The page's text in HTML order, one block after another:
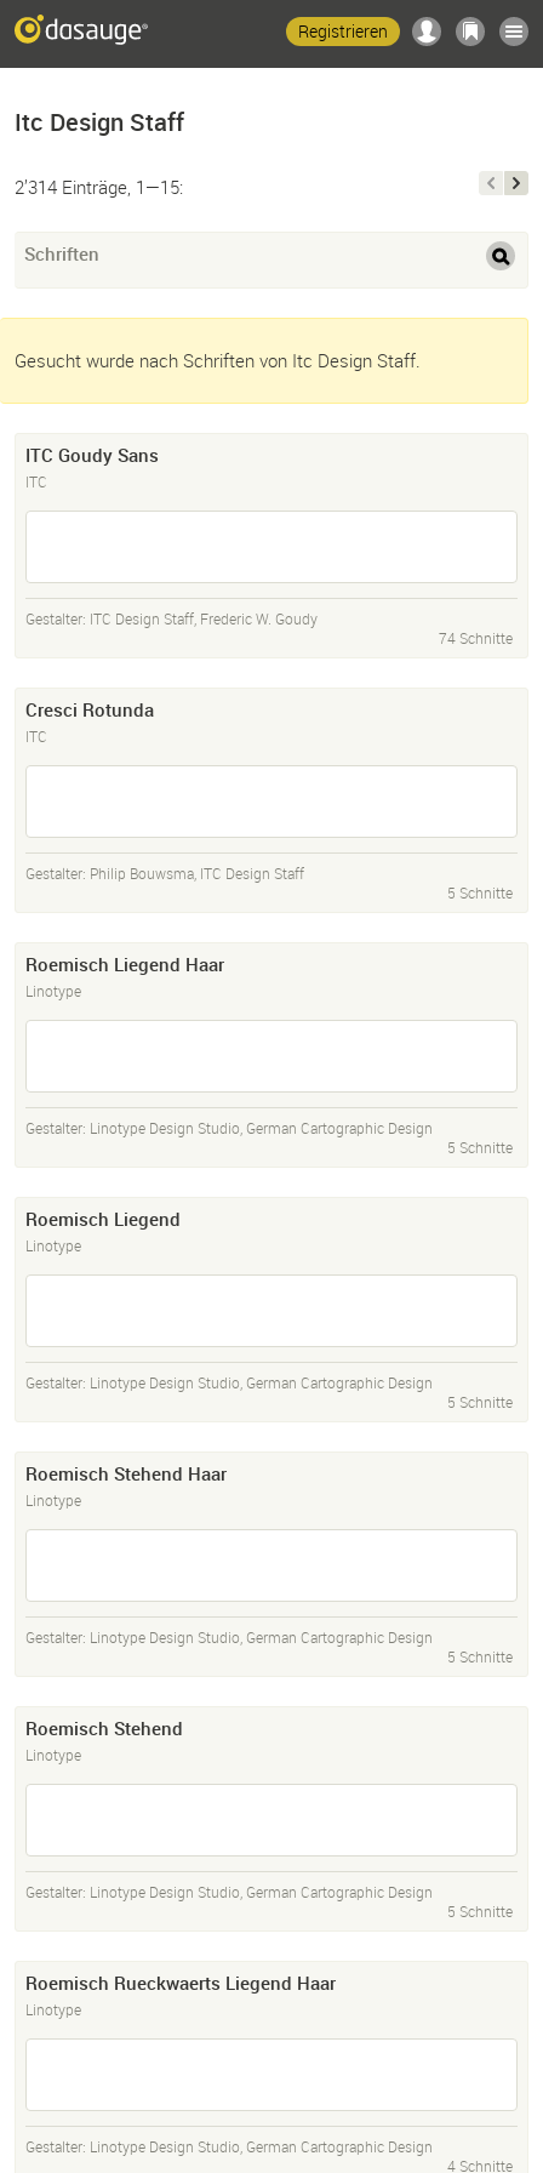
Registrieren
Itc Design Staff
2’314 Einträge, 1—15:
Schriften
Gesucht wurde nach Schriften von Itc Design Staff.
ITC Goudy Sans
ITC
Gestalter: ITC Design Staff, Frederic W. Goudy
74 Schnitte
Cresci Rotunda
ITC
Gestalter: Philip Bouwsma, ITC Design Staff
5 Schnitte
Roemisch Liegend Haar
Linotype
Gestalter: Linotype Design Studio, German Cartographic Design
5 Schnitte
Roemisch Liegend
Linotype
Gestalter: Linotype Design Studio, German Cartographic Design
5 Schnitte
Roemisch Stehend Haar
Linotype
Gestalter: Linotype Design Studio, German Cartographic Design
5 Schnitte
Roemisch Stehend
Linotype
Gestalter: Linotype Design Studio, German Cartographic Design
5 Schnitte
Roemisch Rueckwaerts Liegend Haar
Linotype
Gestalter: Linotype Design Studio, German Cartographic Design
4 Schnitte